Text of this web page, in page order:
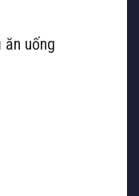
ăn uống